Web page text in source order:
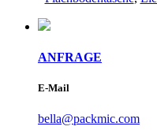
ANFRAGE
E-Mail
bella@packmic.com